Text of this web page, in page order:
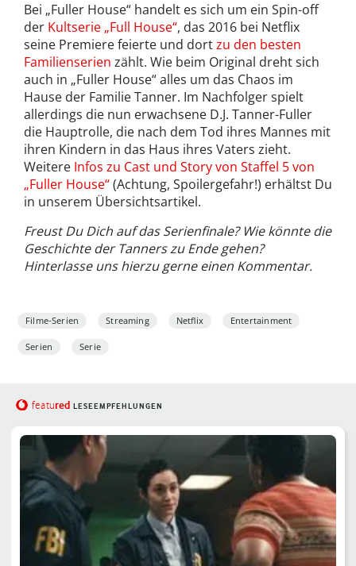
Bei „Fuller House“ handelt es sich um ein Spin-off
der Kultserie „Full House“, das 2016 bei Netflix
seine Premiere feierte und dortzu den besten
Familienserien zählt. Wie beim Original dreht sich
auch in „Fuller House“ alles um das Chaos im
Hause der Familie Tanner. Im Nachfolger spielt
allerdings die nun erwachsene D.J. Tanner-Fuller
die Hauptrolle, die nach dem Tod ihres Mannes mit
ihren Kindern in das Haus ihres Vaters zieht.
Weitere Infos zu Cast und Story von Staffel 5 von
„Fuller House“(Achtung, Spoilergefahr!) erhältst Du
in unserem Übersichtsartikel.
Freust Du Dich auf das Serienfinale? Wie könnte die
Geschichte der Tanners zu Ende gehen?
Hinterlasse uns hierzu gerne einen Kommentar.
Filme-Serien Streaming Netflix Entertainment
Serien Serie
featured LESEEMPFEHLUNGEN